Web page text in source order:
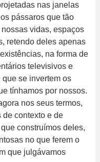
nas janelas
pássaros que tão
vidas, espaços
retendo deles apenas
na forma de
televisivos e
se invertem os
tínhamos por nossos.
nos seus termos,
de contexto e de
construímos deles,
no que ferem o
que julgávamos